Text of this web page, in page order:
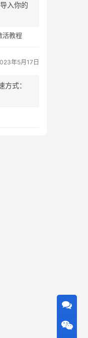
入你的
活教程
年5月17日
式：